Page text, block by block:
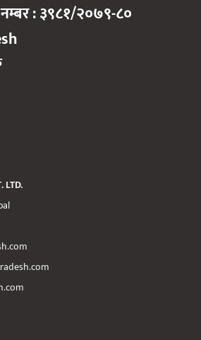
नम्बर : ३९८१/२०७९-८०
LTD.